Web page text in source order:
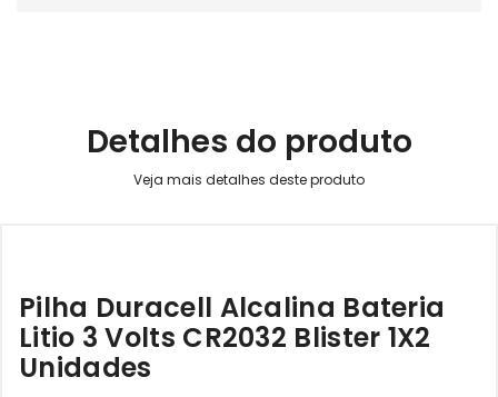
Detalhes do produto
Pilha Duracell Alcalina Bateria
Litio 3 Volts CR2032 Blister 1X2
Unidades